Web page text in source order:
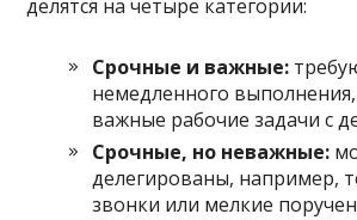
делятся на четыре категории:
Срочные и важные:
немедленного
важные рабочие задачи с
Срочные, но неважные:
делегированы, например,
звонки или мелкие